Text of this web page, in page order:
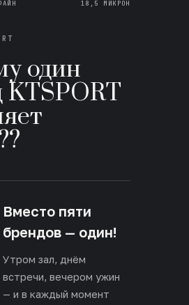
18,5 МИКРОН
один
KTSPORT
Вместо пяти
брендов — один!
Утром зал, днём
встречи, вечером ужин
— и в каждый момент